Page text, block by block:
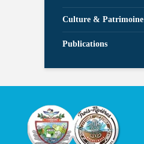
Culture & Patrimoine
Publications